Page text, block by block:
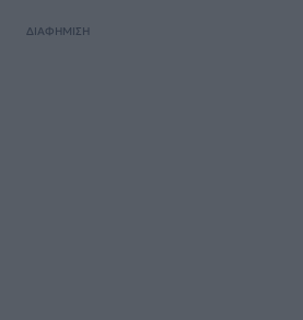
ΔΙΑΦΗΜΙΣΗ